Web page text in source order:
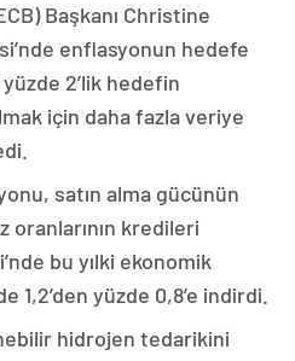
Başkanı Christine
enflasyonun hedefe
2’lik hedefin
için daha fazla veriye
satın alma gücünün
oranlarının kredileri
bu yılki ekonomik
yüzde 0,8’e indirdi.
hidrojen tedarikini